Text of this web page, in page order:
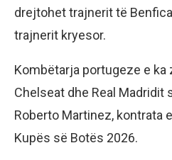
drejtohet trajnerit të
trajnerit kryesor.
Kombëtarja portugeze e
Chelseat dhe Real Madridit
Roberto Martinez, kontrata
Kupës së Botës 2026.